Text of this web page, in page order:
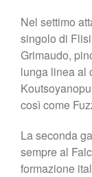
Nel settimo
singolo di
Grimaudo,
lunga linea al
così come
La seconda
sempre al
formazione